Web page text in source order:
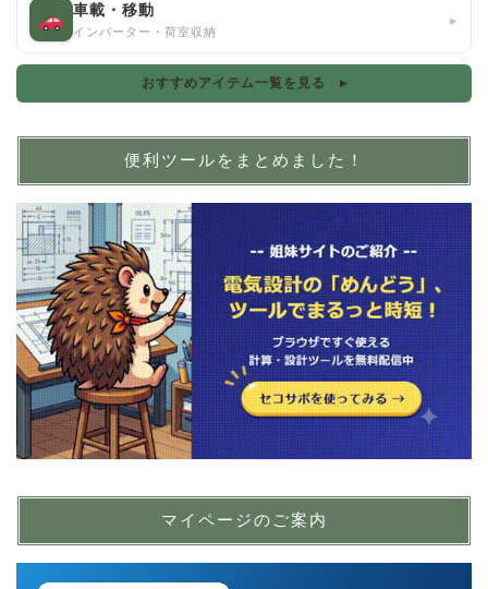
車載・移動
インバーター・荷室収納
▸
おすすめアイテム一覧を見る ▸
便利ツールをまとめました！
マイページのご案内